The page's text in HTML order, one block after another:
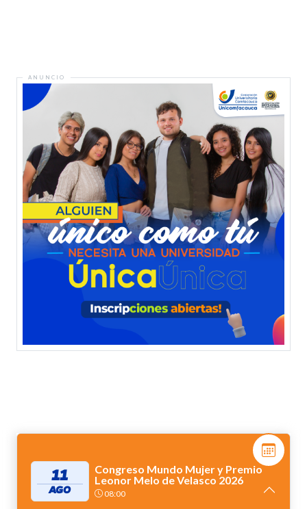
11
AGO
Congreso Mundo Mujer y Premio
Leonor Melo de Velasco 2026
08:00